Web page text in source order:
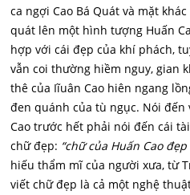
ca ngợi Cao Bá Quát và mặt
quát lên một hình tượng Huấn
hợp với cái đẹp của khí phách,
vẫn coi thường hiềm nguy, gian
thê của Iĩuân Cao hiên ngang
đen quánh của tù ngục. Nói
Cao trước hết phải nói đến cái
chữ đẹp: “chữ của Huấn Cao
hiếu thẩm mĩ của người xưa, từ
viết chữ đẹp là cả một nghệ